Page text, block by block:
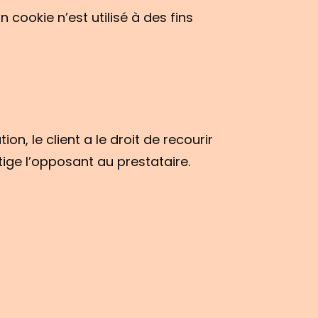
n’est utilisé à des fins
le client a le droit de recourir
l’opposant au prestataire.